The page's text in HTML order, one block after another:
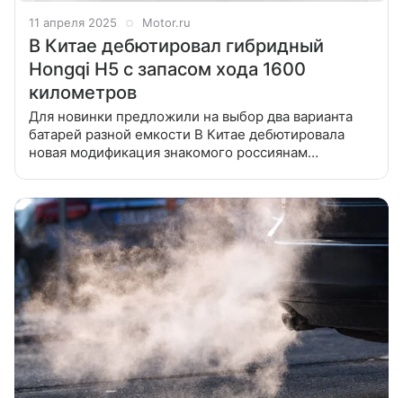
11 апреля 2025 Motor.ru
В Китае дебютировал гибридный
Hongqi H5 с запасом хода 1600
километров
Для новинки предложили на выбор два варианта
батарей разной емкости В Китае дебютировала
новая модификация знакомого россиянам